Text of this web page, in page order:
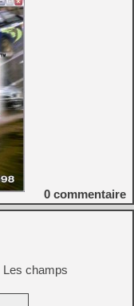
0 commentaire
Les champs